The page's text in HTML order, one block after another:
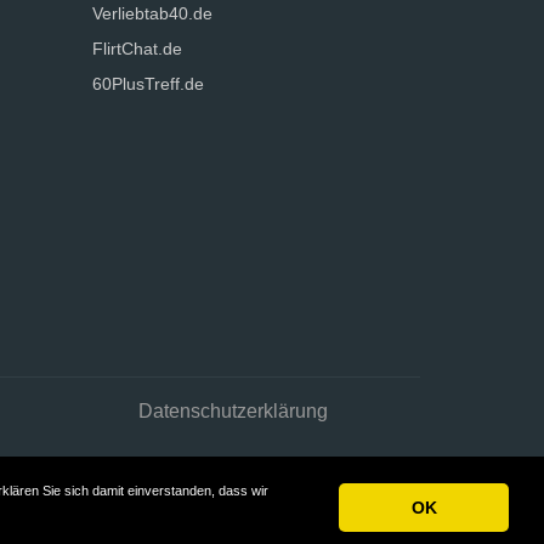
Sie sich damit einverstanden, dass wir
OK
Verliebtab40.de
FlirtChat.de
60PlusTreff.de
Datenschutzerklärung